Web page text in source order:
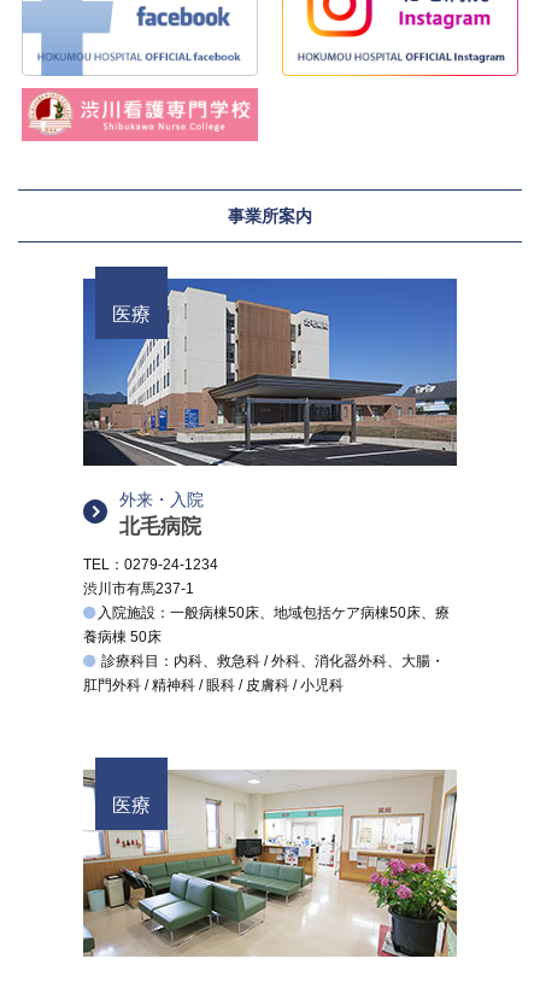
事業所案内
医療
外来・入院
北毛病院
TEL：0279-24-1234
渋川市有馬237-1
入院施設：一般病棟50床、地域包括ケア病棟50床、療
養病棟 50床
診療科目：内科、救急科 / 外科、消化器外科、大腸・
肛門外科 / 精神科 / 眼科 / 皮膚科 / 小児科
医療